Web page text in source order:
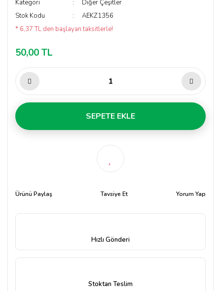
Kategori
Diğer Çeşitler
Stok Kodu
AEKZ1356
* 6,37 TL den başlayan taksitlerle!
50,00 TL
SEPETE EKLE
Ürünü Paylaş Tavsiye Et Yorum Yap
Hızlı Gönderi
Stoktan Teslim